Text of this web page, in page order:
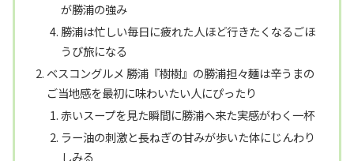
が勝浦の強み
勝浦は忙しい毎日に疲れた人ほど行きたくなるごほ
うび旅になる
ベスコングルメ 勝浦『樹樹』の勝浦担々麺は辛うまの
ご当地感を最初に味わいたい人にぴったり
赤いスープを見た瞬間に勝浦へ来た実感がわく一杯
ラー油の刺激と長ねぎの甘みが歩いた体にじんわり
しみる